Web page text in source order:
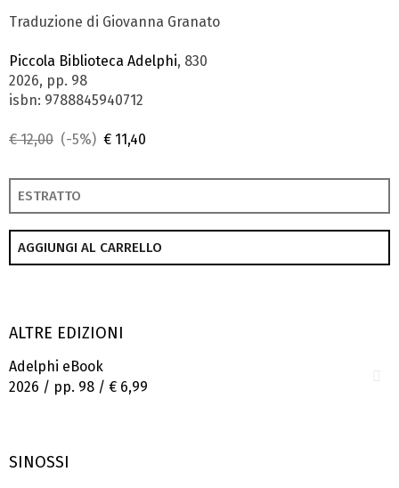
Traduzione di Giovanna Granato
Piccola Biblioteca Adelphi, 830
2026, pp. 98
isbn: 9788845940712
€ 12,00 (-5%) € 11,40
ESTRATTO
AGGIUNGI AL CARRELLO
ALTRE EDIZIONI
Adelphi eBook
2026 / pp. 98 / € 6,99
SINOSSI